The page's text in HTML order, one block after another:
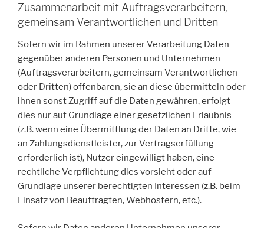
Zusammenarbeit mit Auftragsverarbeitern,
gemeinsam Verantwortlichen und Dritten
Sofern wir im Rahmen unserer Verarbeitung Daten
gegenüber anderen Personen und Unternehmen
(Auftragsverarbeitern, gemeinsam Verantwortlichen
oder Dritten) offenbaren, sie an diese übermitteln oder
ihnen sonst Zugriff auf die Daten gewähren, erfolgt
dies nur auf Grundlage einer gesetzlichen Erlaubnis
(z.B. wenn eine Übermittlung der Daten an Dritte, wie
an Zahlungsdienstleister, zur Vertragserfüllung
erforderlich ist), Nutzer eingewilligt haben, eine
rechtliche Verpflichtung dies vorsieht oder auf
Grundlage unserer berechtigten Interessen (z.B. beim
Einsatz von Beauftragten, Webhostern, etc.).